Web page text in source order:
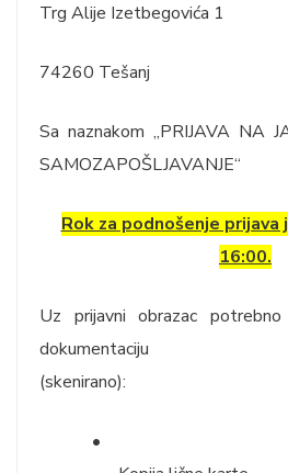
Trg Alije Izetbegovića 1
74260 Tešanj
Sa naznakom „PRIJAVA NA
SAMOZAPOŠLJAVANJE“
Rok za podnošenje
16:00.
Uz prijavni obrazac
dokumentaciju
(skenirano):
•